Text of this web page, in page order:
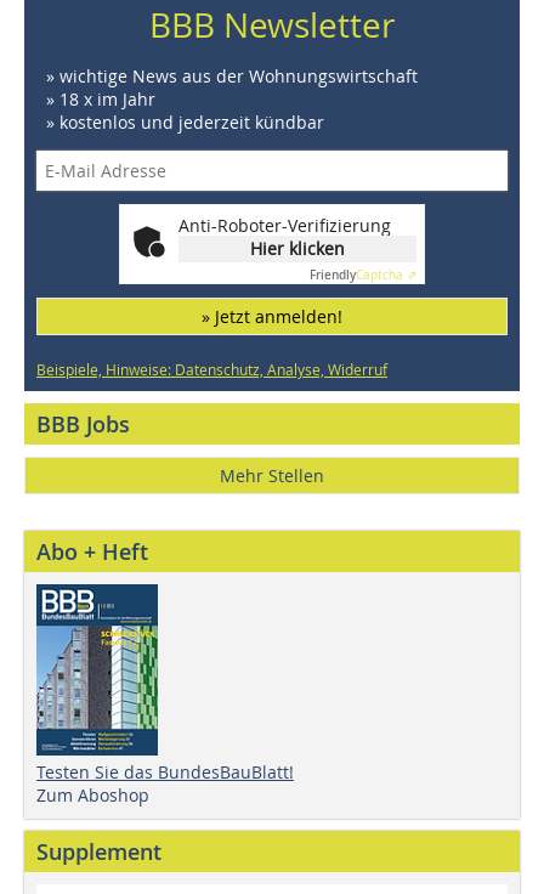
BBB Newsletter
» wichtige News aus der Wohnungswirtschaft
» 18 x im Jahr
» kostenlos und jederzeit kündbar
Anti-Roboter-Verifizierung
Hier klicken
FriendlyCaptcha ⇗
» Jetzt anmelden!
Beispiele, Hinweise: Datenschutz, Analyse, Widerruf
BBB Jobs
Mehr Stellen
Abo + Heft
Testen Sie das BundesBauBlatt!
Zum Aboshop
Supplement